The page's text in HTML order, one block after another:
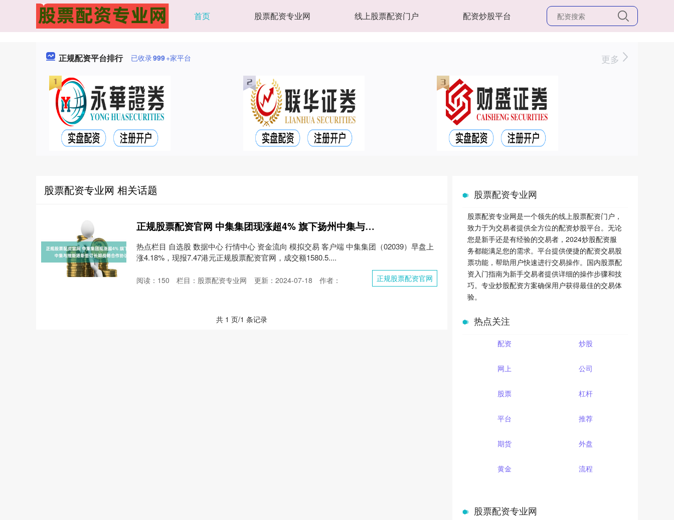
首页 股票配资专业网 线上股票配资门户 配资炒股平台
正规配资平台排行 已收录999+家平台 更多
股票配资专业网 相关话题
正规股票配资官网 中集集团现涨超4% 旗下扬州中集与维斯塔斯签订长期战略合作协议
热点栏目 自选股 数据中心 行情中心 资金流向 模拟交易 客户端 中集集团（02039）早盘上
涨4.18%，现报7.47港元正规股票配资官网，成交额1580.5....
正规股票配资官网
更新：2024-07-18 作者：
阅读： 150 栏目： 股票配资专业网
共 1 页/1 条记录
股票配资专业网
股票配资专业网是一个领先的线上股票配资门户，
致力于为交易者提供全方位的配资炒股平台。无论
您是新手还是有经验的交易者，2024炒股配资服
务都能满足您的需求。平台提供便捷的配资交易股
票功能，帮助用户快速进行交易操作。国内股票配
资入门指南为新手交易者提供详细的操作步骤和技
巧。专业炒股配资方案确保用户获得最佳的交易体
验。
热点关注
配资 炒股
网上 公司
股票 杠杆
平台 推荐
期货 外盘
黄金 流程
股票配资专业网